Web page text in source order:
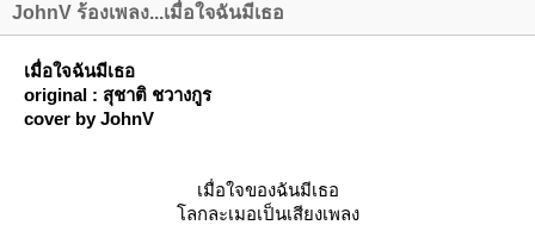
JohnV ร้องเพลง...เมื่อใจฉันมีเธอ
เมื่อใจฉันมีเธอ
original : สุชาติ ชวางกูร
cover by JohnV
เมื่อใจของฉันมีเธอ
ลกละเมอเป็นเสียงเพลง